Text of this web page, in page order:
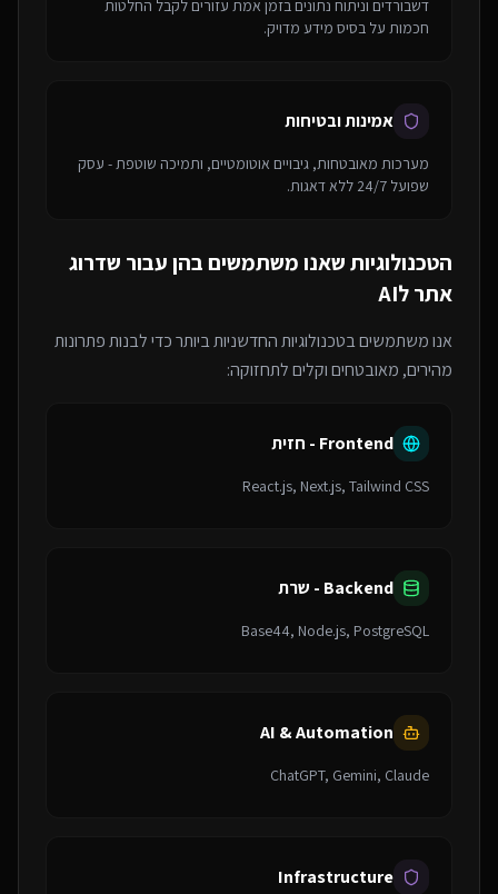
דשבורדים וניתוח נתונים בזמן אמת עזורים לקבל החלטות
חכמות על בסיס מידע מדויק.
אמינות ובטיחות
מערכות מאובטחות, גיבויים אוטומטיים, ותמיכה שוטפת - עסק
שפועל 24/7 ללא דאגות.
הטכנולוגיות שאנו משתמשים בהן עבור שדרוג
אתר לAI
אנו משתמשים בטכנולוגיות החדשניות ביותר כדי לבנות פתרונות
מהירים, מאובטחים וקלים לתחזוקה:
Frontend - חזית
React.js, Next.js, Tailwind CSS
Backend - שרת
Base44, Node.js, PostgreSQL
AI & Automation
ChatGPT, Gemini, Claude
Infrastructure